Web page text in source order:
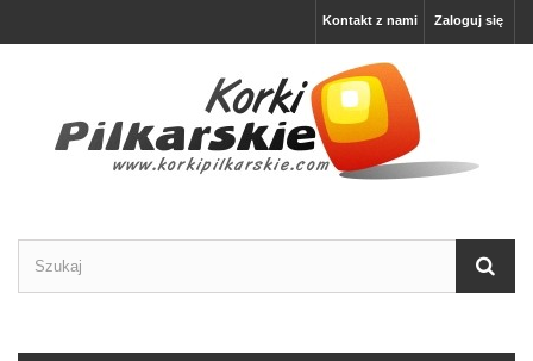
Zaloguj się
Kontakt z nami